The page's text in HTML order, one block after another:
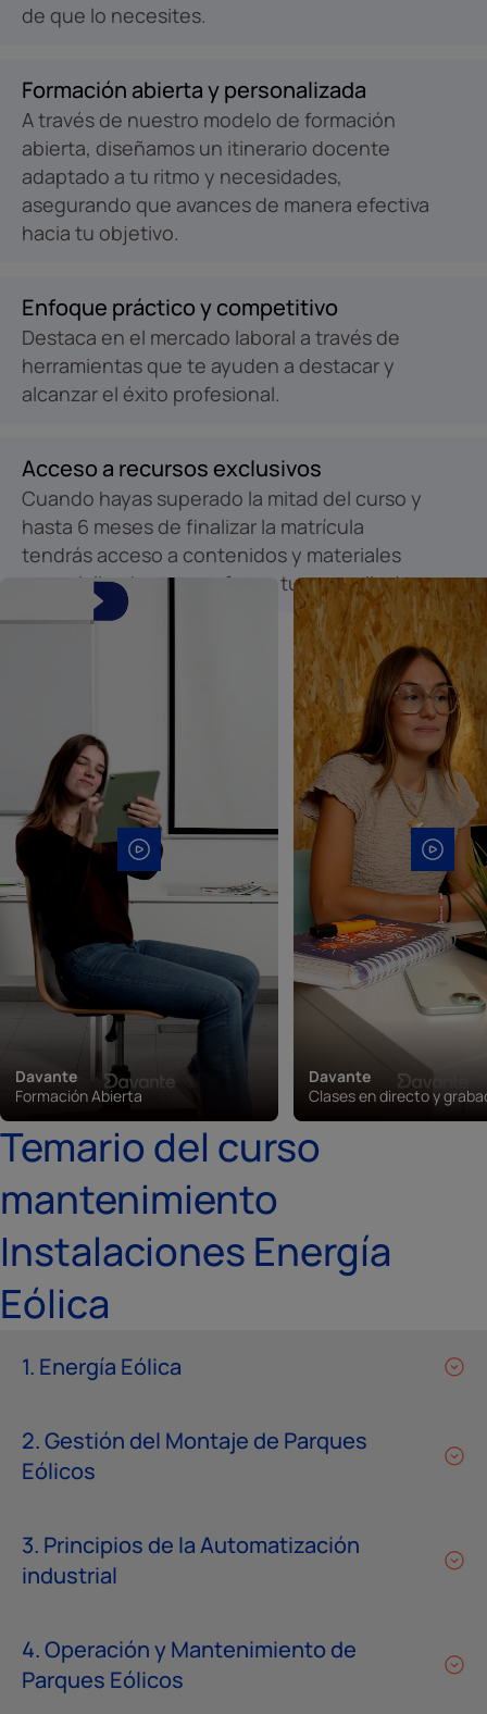
de que lo necesites.
Formación abierta y personalizada
A través de nuestro modelo de formación
abierta, diseñamos un itinerario docente
adaptado a tu ritmo y necesidades,
asegurando que avances de manera efectiva
hacia tu objetivo.
Enfoque práctico y competitivo
Destaca en el mercado laboral a través de
herramientas que te ayuden a destacar y
alcanzar el éxito profesional.
Acceso a recursos exclusivos
Cuando hayas superado la mitad del curso y
hasta 6 meses de finalizar la matrícula
tendrás acceso a contenidos y materiales
especializados para reforzar tu aprendizaje.
Davante
Formación Abierta
Davante
Clases en directo y
Temario del curso
mantenimiento
Instalaciones Energía
Eólica
1. Energía Eólica
2. Gestión del Montaje de Parques
Eólicos
3. Principios de la Automatización
industrial
4. Operación y Mantenimiento de
Parques Eólicos